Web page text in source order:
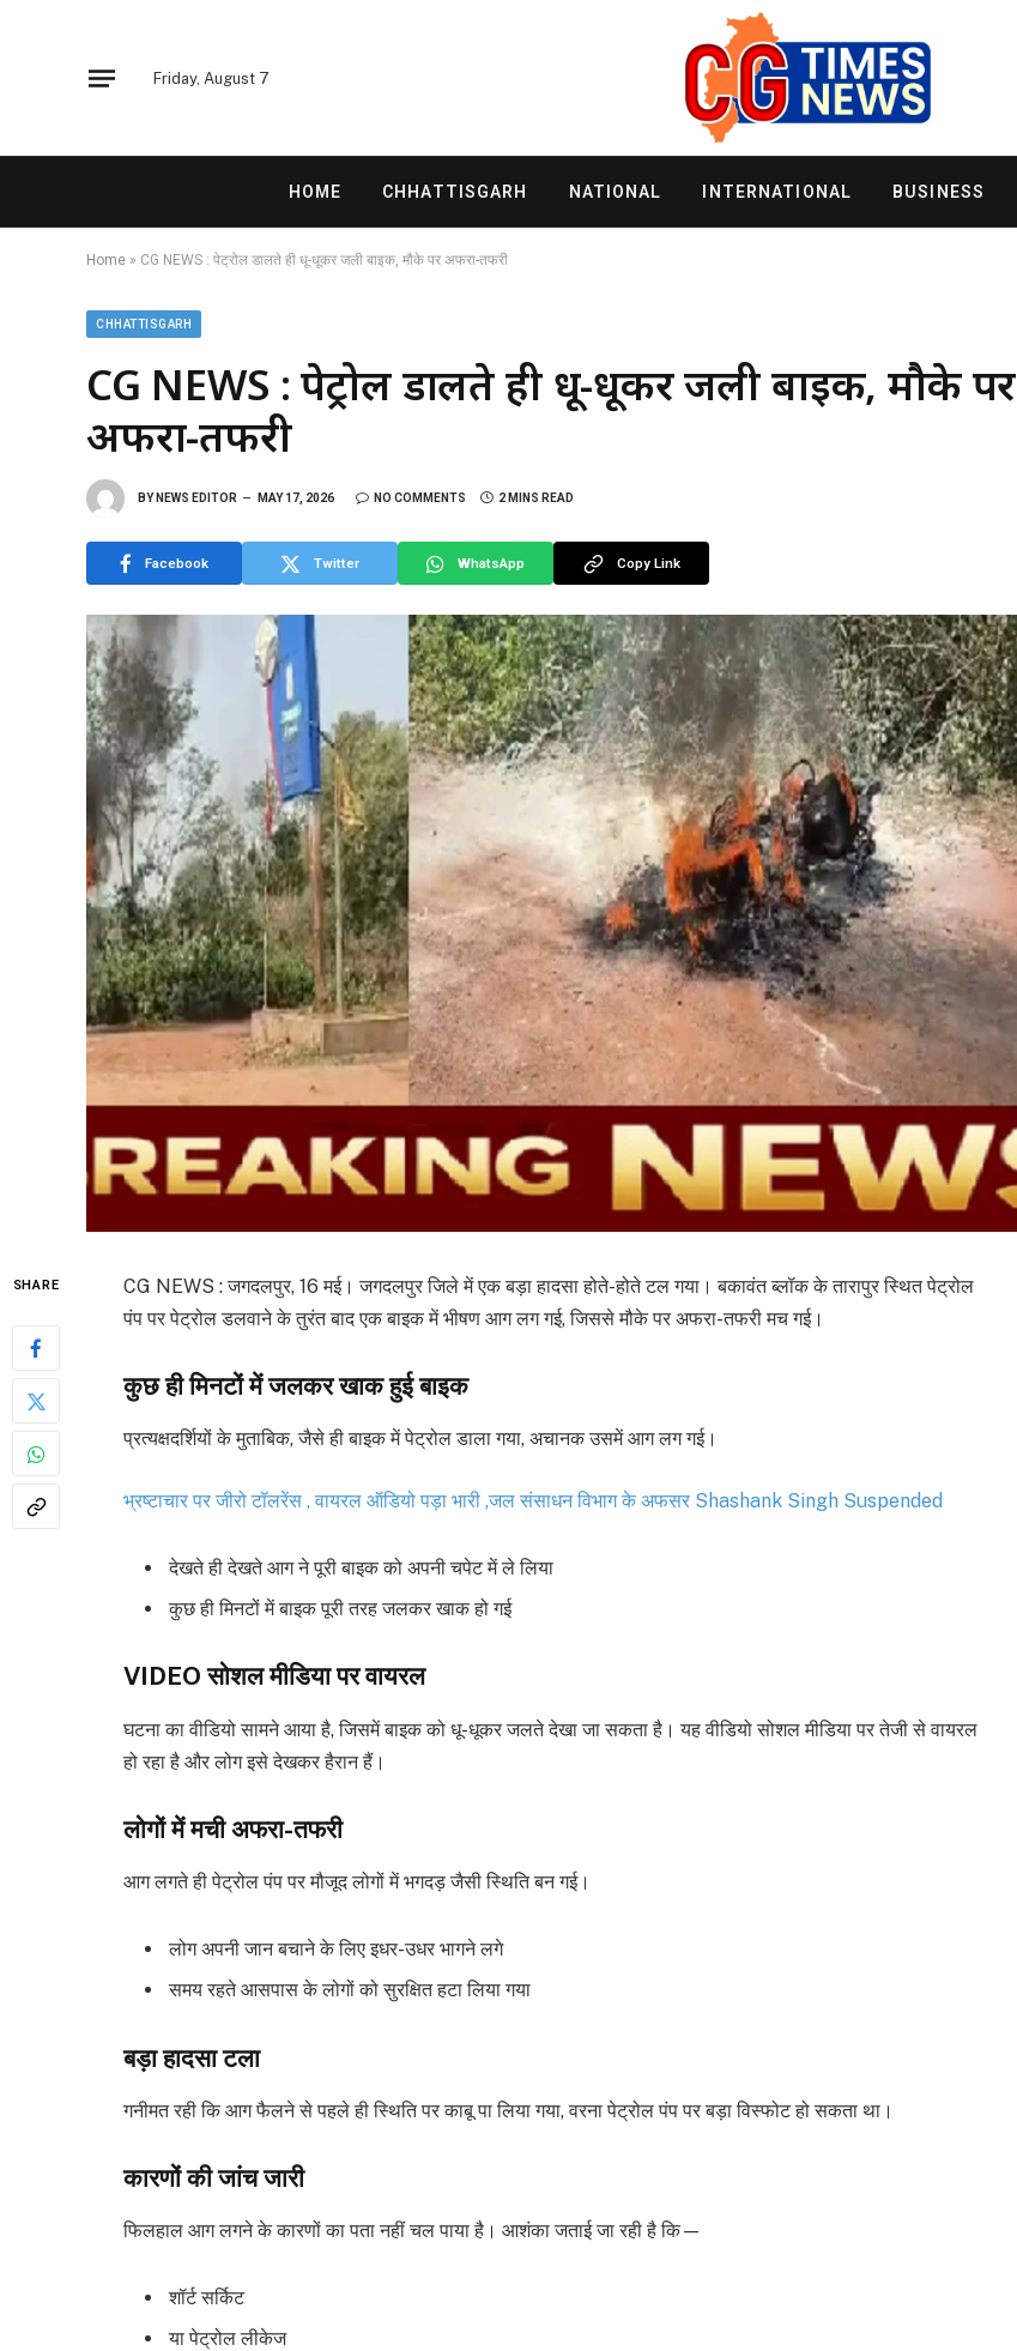
Friday, August 7
HOME CHHATTISGARH NATIONAL INTERNATIONAL BUSINESS
Home » CG NEWS : पेट्रोल डालते ही धू-धूकर जली बाइक, मौके पर अफरा-तफरी
CHHATTISGARH
CG NEWS : पेट्रोल डालते ही धू-धूकर जली बाइक, मौके पर
अफरा-तफरी
BY NEWS EDITOR MAY 17, 2026 NO COMMENTS 2 MINS READ
Facebook Twitter WhatsApp Copy Link
SHARE CG NEWS : जगदलपुर, 16 मई।जगदलपुरजिले में एक बड़ा हादसा होते-होते टल गया। बकावंत ब्लॉक के तारापुर स्थित पेट्रोल
पंप पर पेट्रोल डलवाने के तुरंत बाद एक बाइक में भीषण आग लग गई, जिससे मौके पर अफरा-तफरी मच गई।
कुछ ही मिनटों में जलकर खाक हुई बाइक
प्रत्यक्षदर्शियों के मुताबिक, जैसे ही बाइक में पेट्रोल डाला गया, अचानक उसमें आग लग गई।
भ्रष्टाचार पर जीरो टॉलरेंस , वायरल ऑडियो पड़ा भारी ,जल संसाधन विभाग के अफसर Shashank Singh Suspended
देखते ही देखते आग ने पूरी बाइक को अपनी चपेट में ले लिया
कुछ ही मिनटों में बाइक पूरी तरह जलकर खाक हो गई
VIDEO सोशल मीडिया पर वायरल
घटना का वीडियो सामने आया है, जिसमें बाइक को धू-धूकर जलते देखा जा सकता है। यह वीडियो सोशल मीडिया पर तेजी से वायरल
हो रहा है और लोग इसे देखकर हैरान हैं।
लोगों में मची अफरा-तफरी
आग लगते ही पेट्रोल पंप पर मौजूद लोगों में भगदड़ जैसी स्थिति बन गई।
लोग अपनी जान बचाने के लिए इधर-उधर भागने लगे
समय रहते आसपास के लोगों को सुरक्षित हटा लिया गया
बड़ा हादसा टला
गनीमत रही कि आग फैलने से पहले ही स्थिति पर काबू पा लिया गया, वरना पेट्रोल पंप पर बड़ा विस्फोट हो सकता था।
कारणों की जांच जारी
फिलहाल आग लगने के कारणों का पता नहीं चल पाया है। आशंका जताई जा रही है कि—
शॉर्ट सर्किट
या पेट्रोल लीकेज